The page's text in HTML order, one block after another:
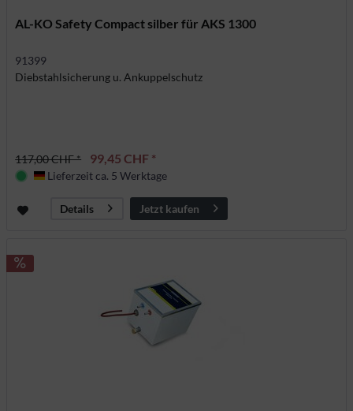
AL-KO Safety Compact silber für AKS 1300
91399
Diebstahlsicherung u. Ankuppelschutz
117,00 CHF * 99,45 CHF *
Deutschland
Lieferzeit ca. 5 Werktage
Details Jetzt kaufen